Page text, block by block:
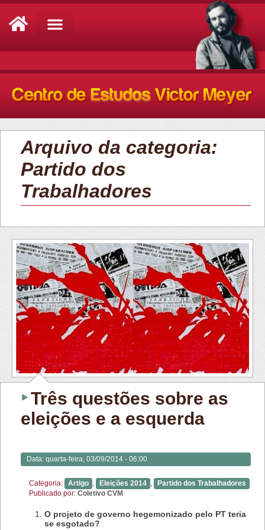
Arquivo da categoria:
Partido dos
Trabalhadores
Três questões sobre as
eleições e a esquerda
Data: quarta-feira, 03/09/2014 - 06:00
Categoria: Artigo Eleições 2014
Partido dos Trabalhadores
Publicado por: Coletivo CVM
O projeto de governo hegemonizado pelo PT teria
se esgotado?